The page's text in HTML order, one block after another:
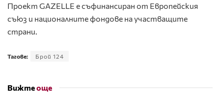
Проект GAZELLE е съфинансиран от Европейския
съюз и националните фондове на участващите
страни.
Тагове: Брой 124
Вижтеоще